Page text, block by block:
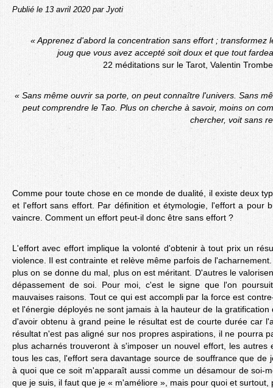
Publié le 13 avril 2020 par Jyoti
« Apprenez d'abord la concentration sans effort ; transformez
joug que vous avez accepté soit doux et que tout
22 méditations sur le Tarot, Valentin
« Sans même ouvrir sa porte, on peut connaître l'univers. Sans
peut comprendre le Tao. Plus on cherche à savoir, moins on
chercher, voit sans
Comme pour toute chose en ce monde de dualité, il existe deux
et l'effort sans effort. Par définition et étymologie, l'effort a pour
vaincre. Comment un effort peut-il donc être sans effort ?
L'effort avec effort implique la volonté d'obtenir à tout prix un
violence. Il est contrainte et relève même parfois de
plus on se donne du mal, plus on est méritant. D'autres le
dépassement de soi. Pour moi, c'est le signe que l'on
mauvaises raisons. Tout ce qui est accompli par la force est
et l'énergie déployés ne sont jamais à la hauteur de la
d'avoir obtenu à grand peine le résultat est de courte durée car
résultat n'est pas aligné sur nos propres aspirations, il ne pourra
plus acharnés trouveront à s'imposer un nouvel effort, les autres
tous les cas, l'effort sera davantage source de souffrance que de
à quoi que ce soit m'apparaît aussi comme un désamour de soi-
que je suis, il faut que je « m'améliore », mais pour quoi et surtout,